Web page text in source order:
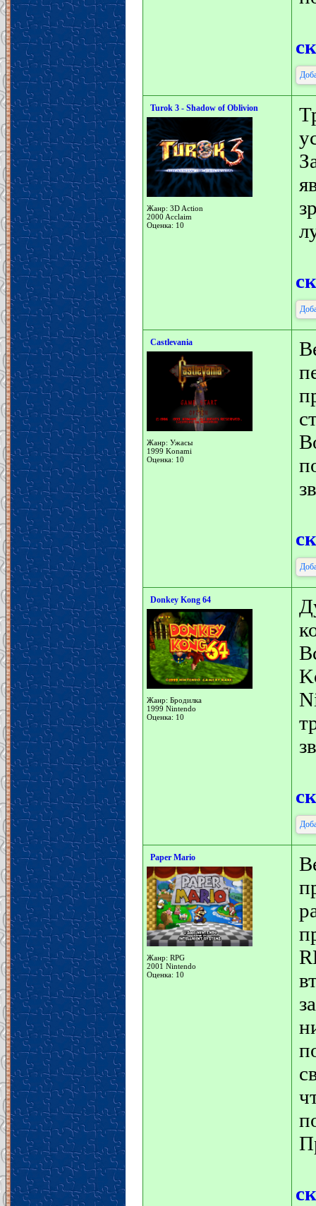
Turok 3 - Shadow of Oblivion
Жанр: 3D Action
2000 Acclaim
Оценка: 10
Castlevania
Жанр: Ужасы
1999 Konami
Оценка: 10
Donkey Kong 64
Жанр: Бродилка
1999 Nintendo
Оценка: 10
Paper Mario
Жанр: RPG
2001 Nintendo
Оценка: 10